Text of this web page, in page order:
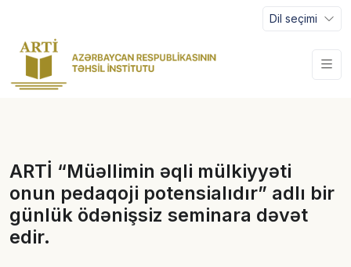
Dil seçimi
ARTİ “Müəllimin əqli mülkiyyəti
onun pedaqoji potensialıdır” adlı bir
günlük ödənişsiz seminara dəvət
edir.